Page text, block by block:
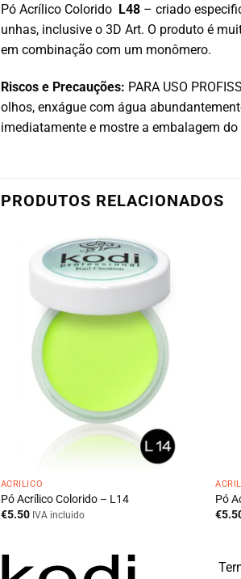
Pó Acrílico Colorido L48 – criado
unhas, inclusive o 3D Art. O produto é
em combinação com um monômero.
Riscos e Precauções: PARA USO
olhos, enxágue com água
imediatamente e mostre a embalagem do
PRODUTOS RELACIONADOS
ACRÍLICO
Pó Acrílico Colorido – L14
€5.50 IVA incluido
Pó
€